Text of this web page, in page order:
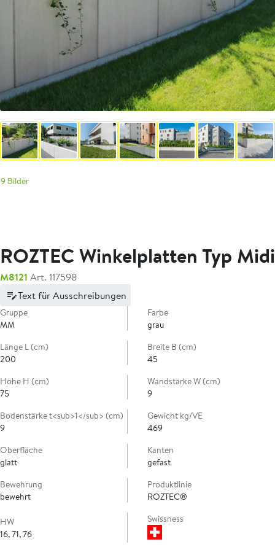
9 Bilder
ROZTEC Winkelplatten Typ Midi
M8121 Art. 117598
Text für Ausschreibungen
Gruppe
MM
Farbe
grau
Länge L (cm)
200
Breite B (cm)
45
Höhe H (cm)
75
Wandstärke W (cm)
9
Bodenstärke t<sub>1</sub> (cm)
9
Gewicht kg/VE
469
Oberfläche
glatt
Kanten
gefast
Bewehrung
bewehrt
Produktlinie
ROZTEC®
HW
16, 71, 76
Swissness